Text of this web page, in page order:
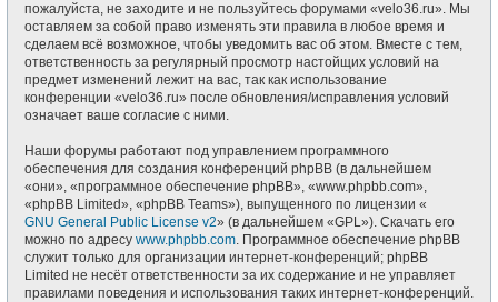
пожалуйста, не заходите и не пользуйтесь форумами «velo36.ru». Мы
оставляем за собой право изменять эти правила в любое время и
сделаем всё возможное, чтобы уведомить вас об этом. Вместе с тем,
ответственность за регулярный просмотр настойщих условий на
предмет изменений лежит на вас, так как использование
конференции «velo36.ru» после обновления/исправления условий
означает ваше согласие с ними.
Наши форумы работают под управлением программного
обеспечения для создания конференций phpBB (в дальнейшем
«они», «программное обеспечение phpBB», «www.phpbb.com»,
«phpBB Limited», «phpBB Teams»), выпущенного по лицензии «
GNU General Public License v2» (в дальнейшем «GPL»). Скачать его
можно по адресу www.phpbb.com. Программное обеспечение phpBB
служит только для организации интернет-конференций; phpBB
Limited не несёт ответственности за их содержание и не управляет
правилами поведения и использования таких интернет-конференций.